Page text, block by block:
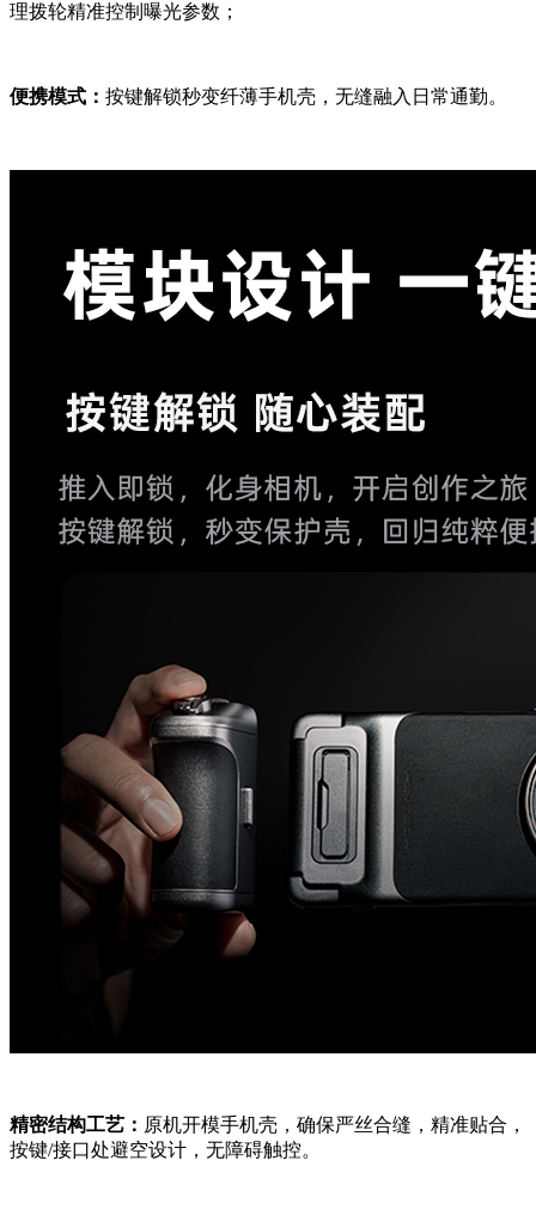
理拨轮精准控制曝光参数；
便携模式： 按键解锁秒变纤薄手机壳，无缝融入日常通勤。
精密结构工艺： 原机开模手机壳，确保严丝合缝，精准贴合，
按键/接口处避空设计，无障碍触控。